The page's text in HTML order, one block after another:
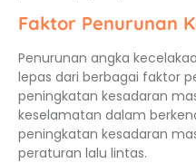
Faktor Penurunan
Penurunan angka
lepas dari berbagai faktor
peningkatan kesadaran
keselamatan dalam
peningkatan kesadaran
peraturan lalu lintas.